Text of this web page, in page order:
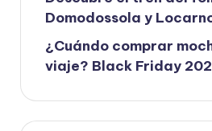
Domodossola y
¿Cuándo comprar
viaje? Black Friday